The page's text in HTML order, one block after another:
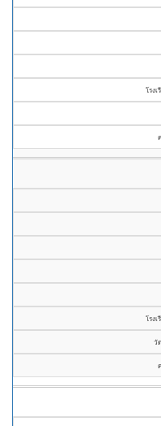
โรง
โรง
วั